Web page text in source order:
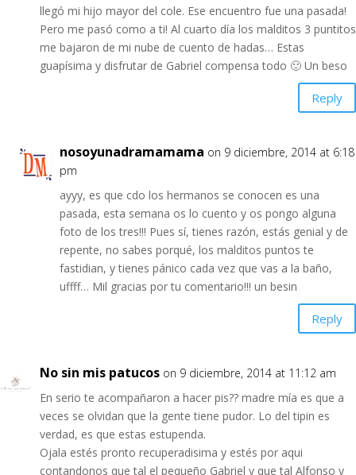
llegó mi hijo mayor del cole. Ese encuentro fue una pasada!
Pero me pasó como a ti! Al cuarto día los malditos 3 puntitos
me bajaron de mi nube de cuento de hadas… Estas
guapísima y disfrutar de Gabriel compensa todo 🙂 Un beso
Reply
nosoyunadramamama on 9 diciembre, 2014 at 6:18
pm
ayyy, es que cdo los hermanos se conocen es una
pasada, esta semana os lo cuento y os pongo alguna
foto de los tres!!! Pues sí, tienes razón, estás genial y de
repente, no sabes porqué, los malditos puntos te
fastidian, y tienes pánico cada vez que vas a la baño,
uffff… Mil gracias por tu comentario!!! un besin
Reply
No sin mis patucos on 9 diciembre, 2014 at 11:12 am
En serio te acompañaron a hacer pis?? madre mía es que a
veces se olvidan que la gente tiene pudor. Lo del tipin es
verdad, es que estas estupenda.
Ojala estés pronto recuperadisima y estés por aqui
contandonos que tal el pequeño Gabriel y que tal Alfonso y